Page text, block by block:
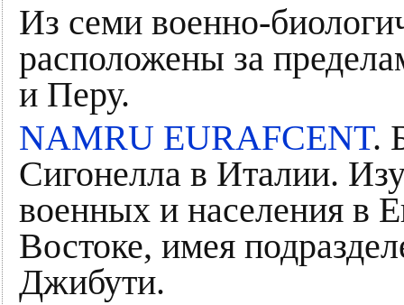
Из семи военно-
расположены за
и Перу.
NAMRU EURAFCENT.
Сигонелла в Италии.
военных и населения в
Востоке, имея
Джибути.